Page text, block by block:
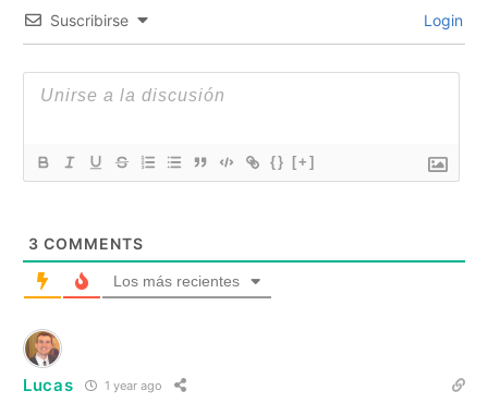
Suscribirse Login
{} [+]
3 COMMENTS
Los más recientes
Lucas 1 year ago